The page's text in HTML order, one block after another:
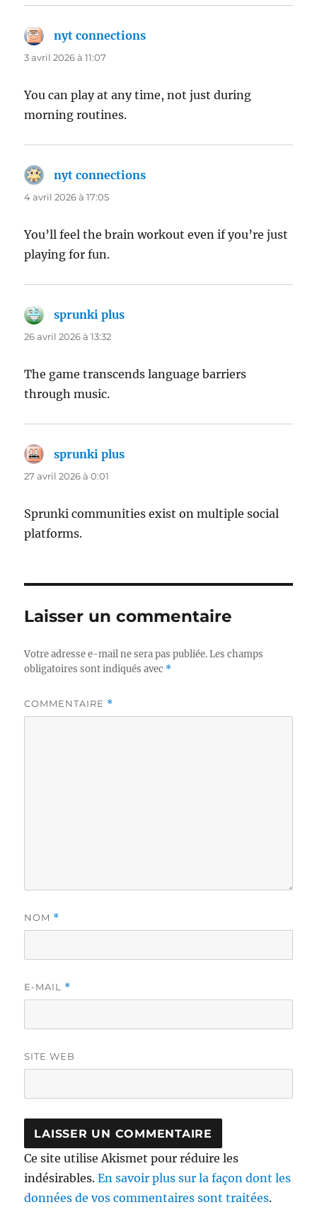
nyt connections
3 avril 2026 à 11:07
You can play at any time, not just during
morning routines.
nyt connections
4 avril 2026 à 17:05
You’ll feel the brain workout even if you’re just
playing for fun.
sprunki plus
26 avril 2026 à 13:32
The game transcends language barriers
through music.
sprunki plus
27 avril 2026 à 0:01
Sprunki communities exist on multiple social
platforms.
Laisser un commentaire
Votre adresse e-mail ne sera pas publiée. Les champs
obligatoires sont indiqués avec *
COMMENTAIRE *
NOM *
E-MAIL *
SITE WEB
Ce site utilise Akismet pour réduire les
indésirables.En savoir plus sur la façon dont les
données de vos commentaires sont traitées.